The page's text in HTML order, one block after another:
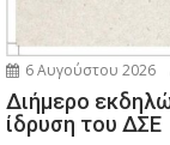
6 Αυγούστου 2026
Διήμερο
ίδρυση του ΔΣΕ